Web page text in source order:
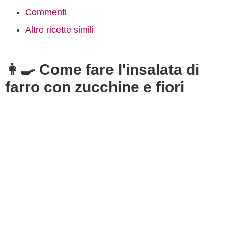
Commenti
Altre ricette simili
👩‍🍳 Come fare l'insalata di
farro con zucchine e fiori